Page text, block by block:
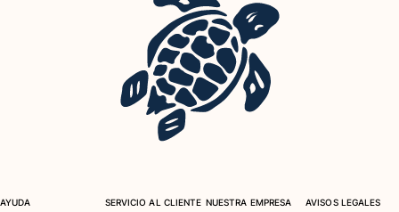
AYUDA SERVICIO AL CLIENTE NUESTRA EMPRESA AVISOS LEGALES